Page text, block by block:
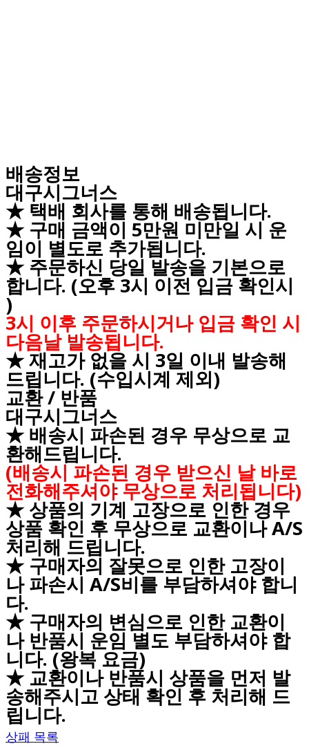
배송정보
대구시그너스
★ 택배 회사를 통해 배송됩니다.
★ 구매 금액이 5만원 미만일 시 운
임이 별도로 추가됩니다.
★ 주문하신 당일 발송을 기본으로
합니다. (오후 3시 이전 입금 확인시
)
3시 이후 주문하시거나 입금 확인 시
다음날 발송됩니다.
★ 재고가 없을 시 3일 이내 발송해
드립니다. (수입시계 제외)
교환 / 반품
대구시그너스
★ 배송시 파손된 경우 무상으로 교
환해드립니다.
(배송시 파손된 경우 받으신 날 바로
전화해주셔야 무상으로 처리됩니다)
★ 상품의 기계 고장으로 인한 경우
상품 확인 후 무상으로 교환이나 A/S
처리해 드립니다.
★ 구매자의 잘못으로 인한 고장이
나 파손시 A/S비를 부담하셔야 합니
다.
★ 구매자의 변심으로 인한 교환이
나 반품시 운임 별도 부담하셔야 합
니다. (왕복 요금)
★ 교환이나 반품시 상품을 먼저 발
송해주시고 상태 확인 후 처리해 드
립니다.
상패 목록